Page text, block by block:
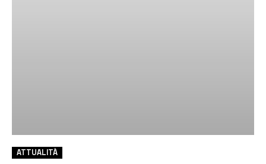
ATTUALITÀ